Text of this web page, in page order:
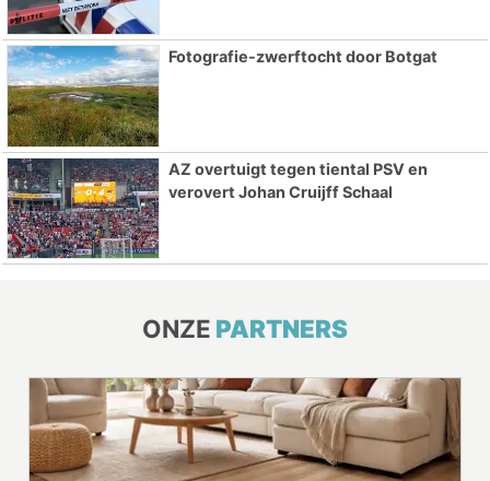
Fotografie-zwerftocht door Botgat
AZ overtuigt tegen tiental PSV en
verovert Johan Cruijff Schaal
ONZE PARTNERS